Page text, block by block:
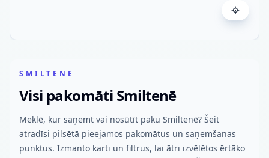
SMILTENE
Visi pakomāti Smiltenē
Meklē, kur saņemt vai nosūtīt paku Smiltenē? Šeit
atradīsi pilsētā pieejamos pakomātus un saņemšanas
punktus. Izmanto karti un filtrus, lai ātri izvēlētos ērtāko